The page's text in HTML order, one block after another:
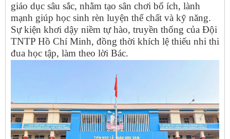
giáo dục sâu sắc, nhằm tạo sân chơi bổ ích, lành
mạnh giúp học sinh rèn luyện thể chất và kỹ năng.
Sự kiện khơi dậy niềm tự hào, truyền thống của Đội
TNTP Hồ Chí Minh, đồng thời khích lệ thiếu nhi thi
đua học tập, làm theo lời Bác.